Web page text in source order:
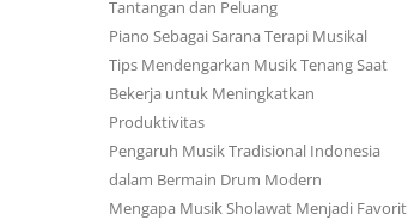
Tantangan dan Peluang
Piano Sebagai Sarana Terapi Musikal
Tips Mendengarkan Musik Tenang Saat
Bekerja untuk Meningkatkan
Produktivitas
Pengaruh Musik Tradisional Indonesia
dalam Bermain Drum Modern
Mengapa Musik Sholawat Menjadi Favorit